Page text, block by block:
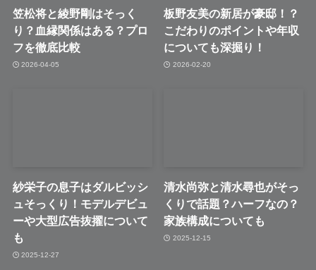
笠松将と綾野剛はそっく
り？血縁関係はある？プロ
フを徹底比較
2026-04-05
板野友美の新居が豪邸！？
こだわりのポイントや年収
についても深掘り！
2026-02-20
紗栄子の息子はダルビッシ
ュそっくり！モデルデビュ
ーや大型広告抜擢について
も
2025-12-27
清水尚弥と清水尋也がそっ
くりで話題？ハーフなの？
家族構成についても
2025-12-15